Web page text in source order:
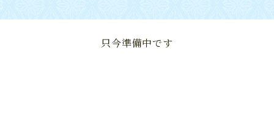
只今準備中です